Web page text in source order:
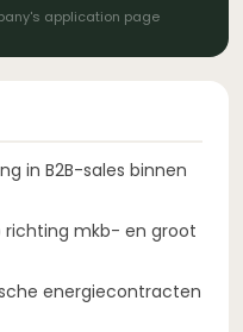
application page
in B2B-sales binnen
richting mkb- en groot
energiecontracten